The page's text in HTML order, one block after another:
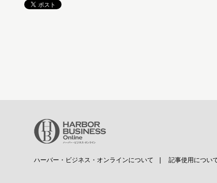
ハーバー・ビジネス・オンラインについて 記事使用につい